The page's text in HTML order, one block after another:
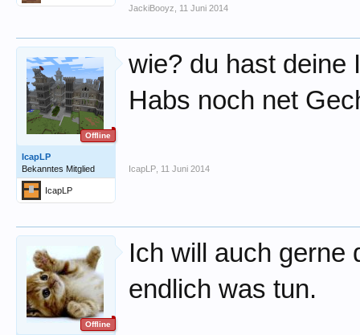
JackiBooyz 11 Juni 2014
Offline
IcapLP
Bekanntes Mitglied
IcapLP
wie? du hast deine
Habs noch net
IcapLP 11 Juni 2014
Offline
Ich will auch gerne
endlich was tun.